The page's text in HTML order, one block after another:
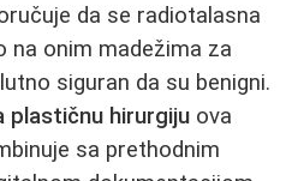
da se radiotalasna
na onim madežima za
siguran da su benigni.
plastičnu hirurgiju ova
sa prethodnim